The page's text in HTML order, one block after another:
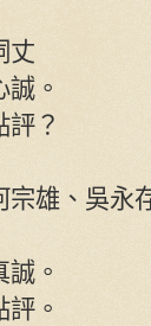
丈
。
評？
雄、吳永
。
。